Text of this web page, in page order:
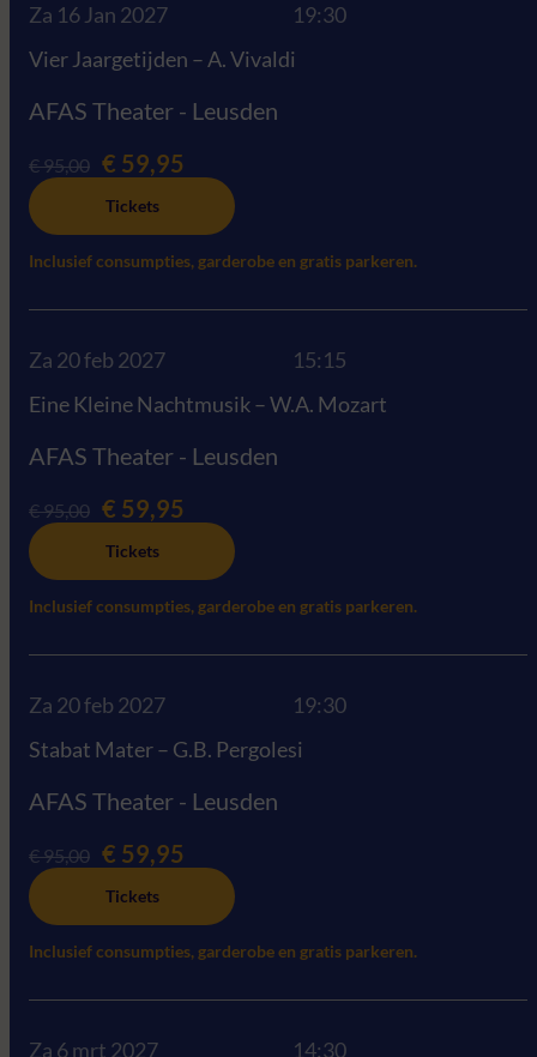
Za 16 Jan 2027
19:30
Vier Jaargetijden – A. Vivaldi
AFAS Theater - Leusden
€ 95,00 € 59,95
Tickets
Inclusief consumpties, garderobe en gratis parkeren.
Za 20 feb 2027
15:15
Eine Kleine Nachtmusik – W.A. Mozart
AFAS Theater - Leusden
€ 95,00 € 59,95
Tickets
Inclusief consumpties, garderobe en gratis parkeren.
Za 20 feb 2027
19:30
Stabat Mater – G.B. Pergolesi
AFAS Theater - Leusden
€ 95,00 € 59,95
Tickets
Inclusief consumpties, garderobe en gratis parkeren.
Za 6 mrt 2027 14:30